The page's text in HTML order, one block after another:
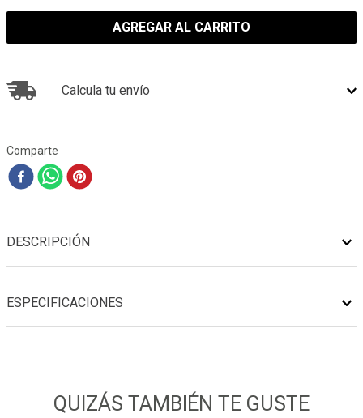
AGREGAR AL CARRITO
Calcula tu envío
Comparte
DESCRIPCIÓN
ESPECIFICACIONES
QUIZÁS TAMBIÉN TE GUSTE